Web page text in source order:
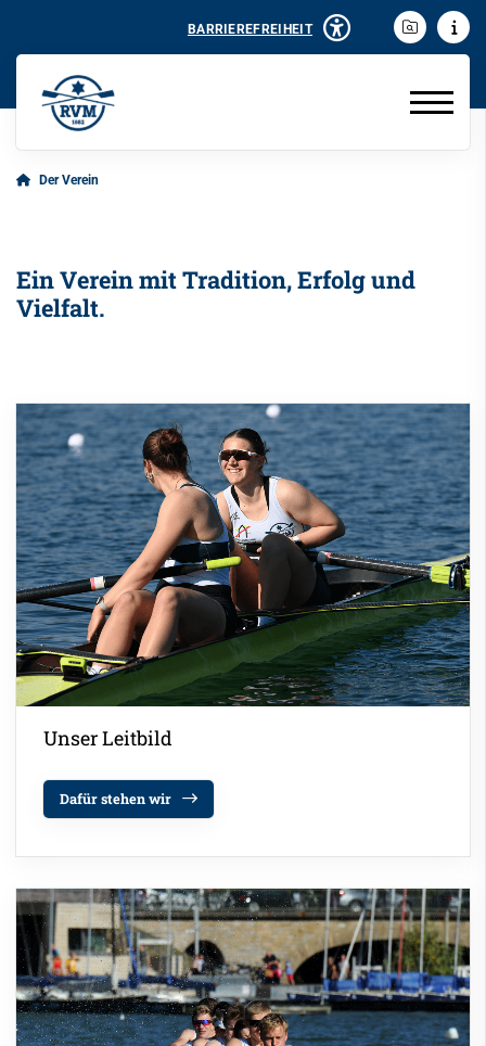
BARRIEREFREIHEIT
Der Verein
Ein Verein mit Tradition, Erfolg und
Vielfalt.
Unser Leitbild
Dafür stehen wir